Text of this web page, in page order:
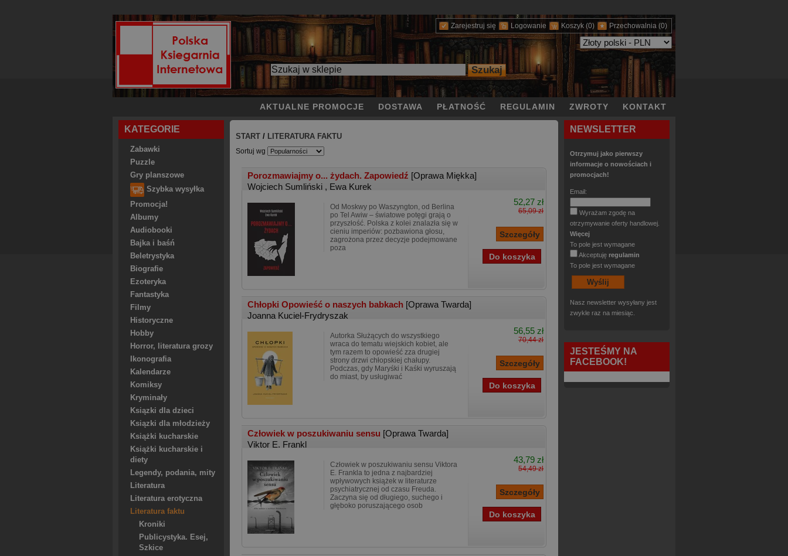
Zarejestruj się Logowanie Koszyk (0) Przechowalnia (0)
AKTUALNE PROMOCJE DOSTAWA PŁATNOŚĆ REGULAMIN ZWROTY KONTAKT
KATEGORIE
Zabawki
Puzzle
Gry planszowe
Szybka wysyłka
Promocja!
Albumy
Audiobooki
Bajka i baśń
Beletrystyka
Biografie
Ezoteryka
Fantastyka
Filmy
Historyczne
Hobby
Horror, literatura grozy
Ikonografia
Kalendarze
Komiksy
Kryminały
Ksiązki dla dzieci
Ksiązki dla młodzieży
Książki kucharskie
Książki kucharskie i
diety
Legendy, podania, mity
Literatura
Literatura erotyczna
Literatura faktu
Kroniki
Publicystyka. Esej,
Szkice
START / LITERATURA FAKTU
Sortuj wg
Porozmawiajmy o... żydach. Zapowiedź [Oprawa Miękka]
Wojciech Sumliński , Ewa Kurek
Od Moskwy po Waszyngton, od Berlina
po Tel Awiw – światowe potęgi grają o
przyszłość. Polska z kolei znalazła się w
cieniu imperiów: pozbawiona głosu,
zagrożona przez decyzje podejmowane
poza
52,27 zł
65,09 zł
Chłopki Opowieść o naszych babkach [Oprawa Twarda]
Joanna Kuciel-Frydryszak
Autorka Służących do wszystkiego
wraca do tematu wiejskich kobiet, ale
tym razem to opowieść zza drugiej
strony drzwi chłopskiej chałupy.
Podczas, gdy Maryśki i Kaśki wyruszają
do miast, by usługiwać
56,55 zł
70,44 zł
Człowiek w poszukiwaniu sensu [Oprawa Twarda]
Viktor E. Frankl
Człowiek w poszukiwaniu sensu Viktora
E. Frankla to jedna z najbardziej
wpływowych książek w literaturze
psychiatrycznej od czasu Freuda.
Zaczyna się od długiego, suchego i
głęboko poruszającego osob
43,79 zł
54,49 zł
NEWSLETTER
Otrzymuj jako pierwszy
informacje o nowościach i
promocjach!
Email:
Wyrażam zgodę na
otrzymywanie oferty handlowej.
Więcej
To pole jest wymagane
Akceptuję regulamin
To pole jest wymagane
Nasz newsletter wysyłany jest
zwykle raz na miesiąc.
JESTEŚMY NA
FACEBOOK!